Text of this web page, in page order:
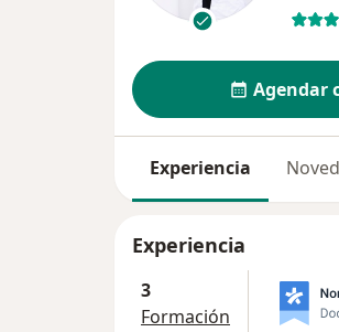
Agendar
Experiencia
Experiencia
3
Formación